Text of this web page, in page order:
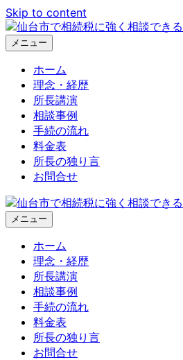
Skip to content
メニュー
ホーム
理念・経歴
所長講演
相談事例
手続の流れ
料金表
所長の独り言
お問合せ
メニュー
ホーム
理念・経歴
所長講演
相談事例
手続の流れ
料金表
所長の独り言
お問合せ